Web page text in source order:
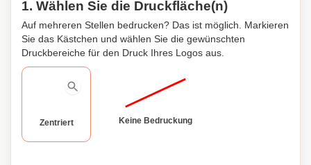
1. Wählen Sie die Druckfläche(n)
Auf mehreren Stellen bedrucken? Das ist möglich. Markieren
Sie das Kästchen und wählen Sie die gewünschten
Druckbereiche für den Druck Ihres Logos aus.
Zentriert Keine Bedruckung